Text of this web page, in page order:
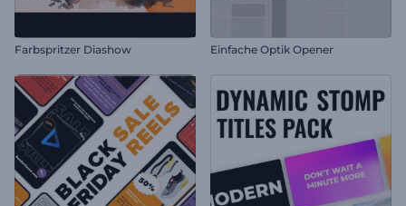
Farbspritzer Diashow Einfache Optik Opener